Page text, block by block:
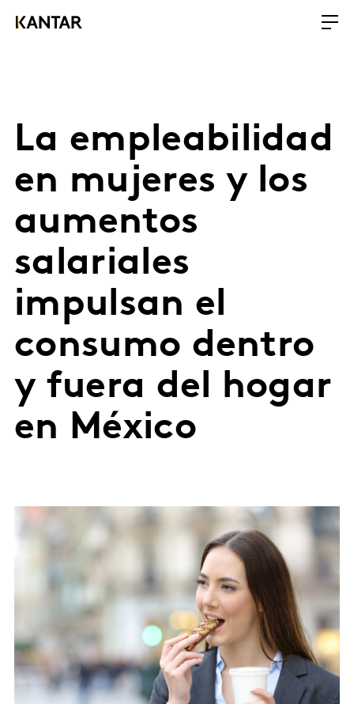
La empleabilidad
en mujeres y los
aumentos
salariales
impulsan el
consumo dentro
y fuera del hogar
en México